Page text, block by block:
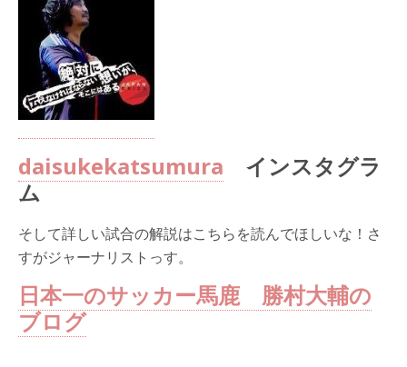
daisukekatsumura インスタグラ
ム
そして詳しい試合の解説はこちらを読んでほしいな！さ
すがジャーナリストっす。
日本一のサッカー馬鹿 勝村大輔の
ブログ